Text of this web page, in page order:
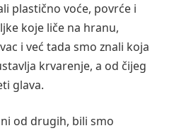
plastično voće, povrće i
koje liče na hranu,
i već tada smo znali koja
krvarenje, a od čijeg
glava.
od drugih, bili smo